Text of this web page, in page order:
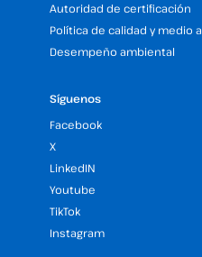
Autoridad de certificación
Política de calidad y medio
Desempeño ambiental
Síguenos
Facebook
X
LinkedIN
Youtube
TikTok
Instagram